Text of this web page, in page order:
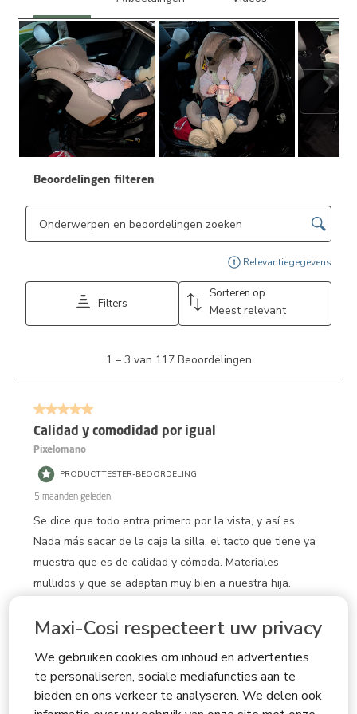
Maxi-Cosi respecteert uw privacy
We gebruiken cookies om inhoud en advertenties
te personaliseren, sociale mediafuncties aan te
bieden en ons verkeer te analyseren. We delen ook
Beoordelingen filteren
Onderwerpen en beoordelingen zoeken per regio
Relevantiegegevens
Filters
Sorteren op
Meest relevant
3
117
Beoordelingen.
1 – 3 van 117 Beoordelingen
5 van 5 sterren.
Calidad y comodidad por igual
Pixelomano
PRODUCTTESTER-BEOORDELING
5 maanden geleden
Se dice que todo entra primero por la vista, y así es.
Nada más sacar de la caja la silla, el tacto que tiene ya
muestra que es de calidad y cómoda. Materiales
mullidos y que se adaptan muy bien a nuestra hija.
borde o zona que pueda ser peligrosa ni nada. Fácil de
colocar según el lado del coche en el que la
coloquemos. Eso me ha parecido espectacular. Incluye
herramienta para poder colocar la funda si en algún